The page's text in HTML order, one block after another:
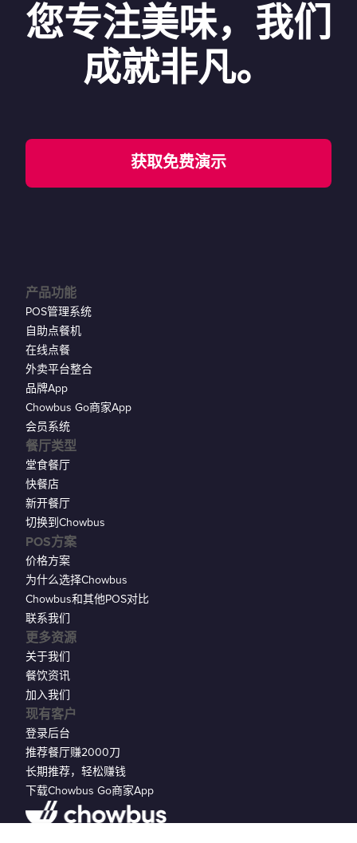
您专注美味，我们
成就非凡。
获取免费演示
现有客户
登录后台
推荐餐厅赚2000刀
长期推荐，轻松赚钱
下载Chowbus Go商家App
产品功能
POS管理系统
自助点餐机
在线点餐
外卖平台整合
品牌App
Chowbus Go商家App
会员系统
餐厅类型
堂食餐厅
快餐店
新开餐厅
切换到Chowbus
POS方案
价格方案
为什么选择Chowbus
Chowbus和其他POS对比
联系我们
更多资源
关于我们
餐饮资讯
加入我们